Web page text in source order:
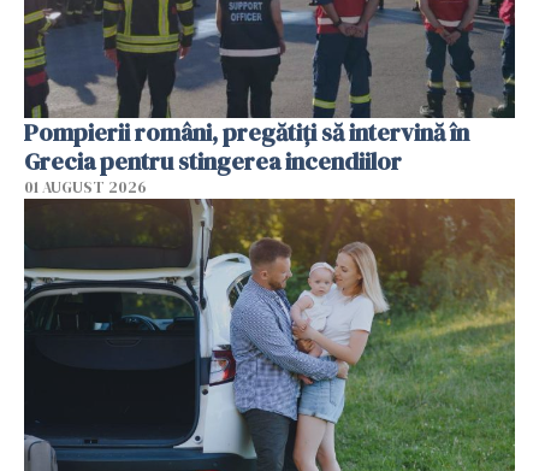
Pompierii români, pregătiţi să intervină în
Grecia pentru stingerea incendiilor
01 AUGUST 2026